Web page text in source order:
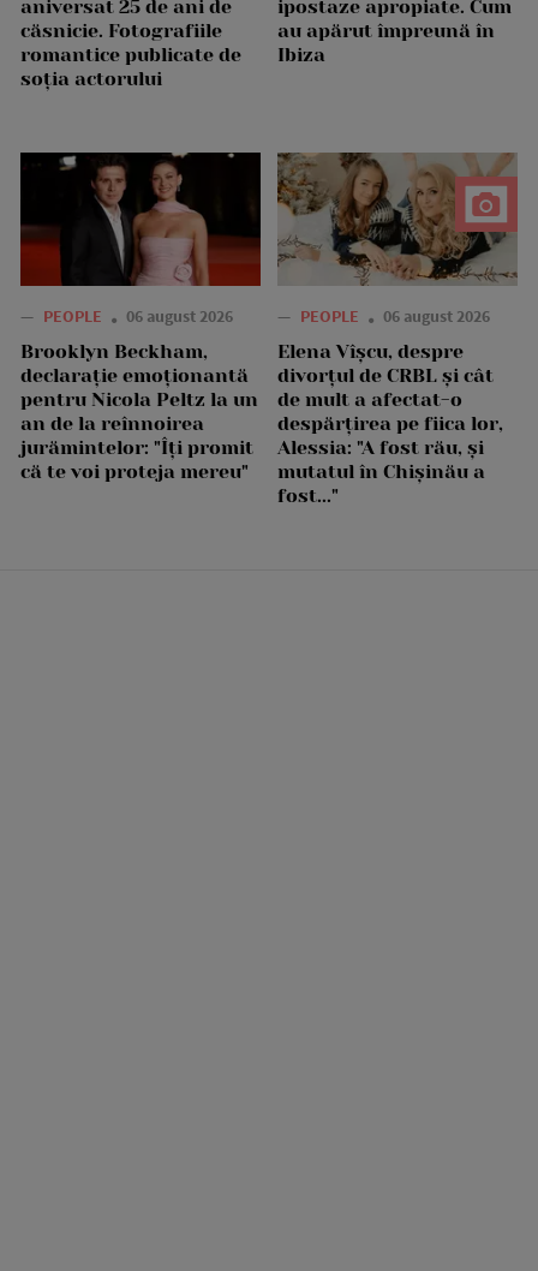
aniversat 25 de ani de
căsnicie. Fotografiile
romantice publicate de
soția actorului
ipostaze apropiate. Cum
au apărut împreună în
Ibiza
— PEOPLE 06 august 2026
Brooklyn Beckham,
declarație emoționantă
pentru Nicola Peltz la un
an de la reînnoirea
jurămintelor: "Îți promit
că te voi proteja mereu"
— PEOPLE 06 august 2026
Elena Vîșcu, despre
divorțul de CRBL și cât
de mult a afectat-o
despărțirea pe fiica lor,
Alessia: "A fost rău, și
mutatul în Chișinău a
fost..."